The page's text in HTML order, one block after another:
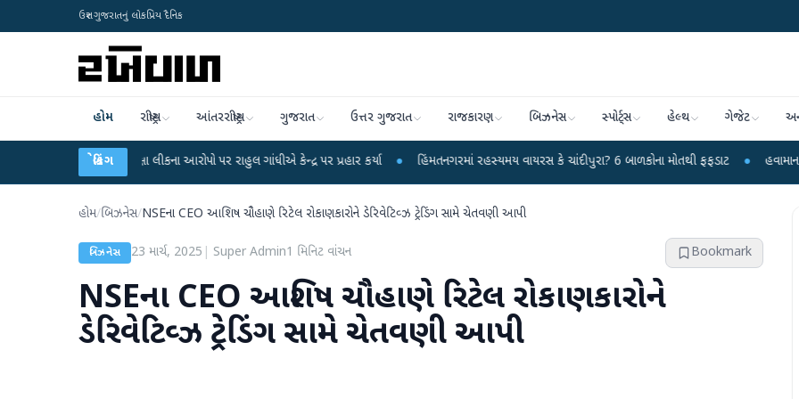
ઉત્તર ગુજરાતનું લોકપ્રિય દૈનિક
હોમ રાષ્ટ્રીય આંતરરાષ્ટ્રીય ગુજરાત ઉત્તર ગુજરાત રાજકારણ બિઝનેસ સ્પોર્ટ્સ હેલ્થ ગેજેટ
બ્રેકિંગ
NET પરીક્ષા લીકના આરોપો પર રાહુલ ગાંધીએ કેન્દ્ર પર પ્રહાર કર્યા ● હિંમતનગરમાં રહસ્યમય વાયરસ કે ચાંદીપુરા? 6 બાળકોના મોતથી ફફડાટ ● હવામાન વિભાગે 18
હોમ/બિઝનેસ/NSEના CEO આશિષ ચૌહાણે રિટેલ રોકાણકારોને ડેરિવેટિવ્ઝ ટ્રેડિંગ સામે ચેતવણી આપી
બિઝનેસ 23 માર્ચ, 2025 Super Admin1 મિનિટ વાંચન Bookmark
NSEના CEO આશિષ ચૌહાણે રિટેલ રોકાણકારોને
ડેરિવેટિવ્ઝ ટ્રેડિંગ સામે ચેતવણી આપી